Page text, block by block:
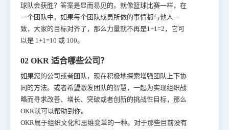
球队会获胜？答案是显而易见的。就像篮球比赛一样，在
一个团队中，如果每个团队成员所做的事情都与他人一
致，大家的目标对齐了，那么力量就不再是1+1=2，它可
以是 1+1=10 或 100。
02 OKR 适合哪些公司？
如果您的公司或者团队，现在积极地探索增强团队上下协
同的方法。或者希望激发团队的智慧，一起为实现组织战
略而寻求改善、增长、突破或者创新的挑战性目标，那么
OKR就可以帮助到你。
OKR属于组织文化和思维变革的一种。对于那些目前没有